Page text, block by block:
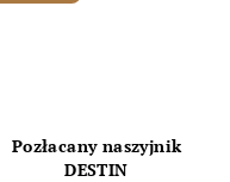
Pozłacany naszyjnik
DESTIN